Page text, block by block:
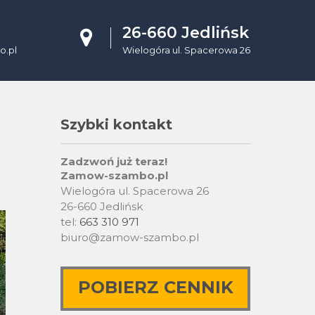
26-660 Jedlińsk
Wielogóra ul. Spacerowa 26
Szybki kontakt
Zadzwoń już teraz!
Zamow-szambo.pl
Wielogóra ul. Spacerowa 26
26-660 Jedlińsk
tel: 663 310 971
biuro@zamow-szambo.pl
POBIERZ CENNIK